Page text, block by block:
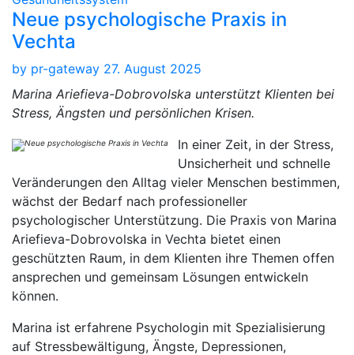
Neue psychologische Praxis in
Vechta
by pr-gateway 27. August 2025
Marina Ariefieva-Dobrovolska unterstützt Klienten bei
Stress, Ängsten und persönlichen Krisen.
In einer Zeit, in der Stress,
Unsicherheit und schnelle
Veränderungen den Alltag vieler Menschen bestimmen,
wächst der Bedarf nach professioneller
psychologischer Unterstützung. Die Praxis von Marina
Ariefieva-Dobrovolska in Vechta bietet einen
geschützten Raum, in dem Klienten ihre Themen offen
ansprechen und gemeinsam Lösungen entwickeln
können.
Marina ist erfahrene Psychologin mit Spezialisierung
auf Stressbewältigung, Ängste, Depressionen,